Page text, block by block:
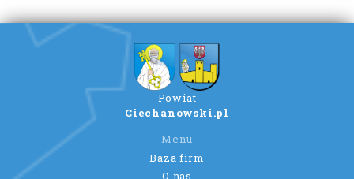
Powiat
Ciechanowski.pl
Menu
Baza firm
O nas